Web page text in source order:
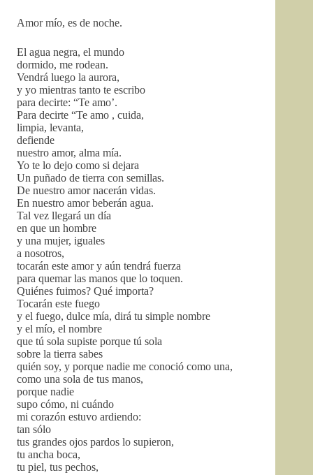
Amor mío, es de noche.
El agua negra, el mundo
dormido, me rodean.
Vendrá luego la aurora,
y yo mientras tanto te escribo
para decirte: “Te amo’.
Para decirte “Te amo , cuida,
limpia, levanta,
defiende
nuestro amor, alma mía.
Yo te lo dejo como si dejara
Un puñado de tierra con semillas.
De nuestro amor nacerán vidas.
En nuestro amor beberán agua.
Tal vez llegará un día
en que un hombre
y una mujer, iguales
a nosotros,
tocarán este amor y aún tendrá fuerza
para quemar las manos que lo toquen.
Quiénes fuimos? Qué importa?
Tocarán este fuego
y el fuego, dulce mía, dirá tu simple nombre
y el mío, el nombre
que tú sola supiste porque tú sola
sobre la tierra sabes
quién soy, y porque nadie me conoció como una,
como una sola de tus manos,
porque nadie
supo cómo, ni cuándo
mi corazón estuvo ardiendo:
tan sólo
tus grandes ojos pardos lo supieron,
tu ancha boca,
tu piel, tus pechos,